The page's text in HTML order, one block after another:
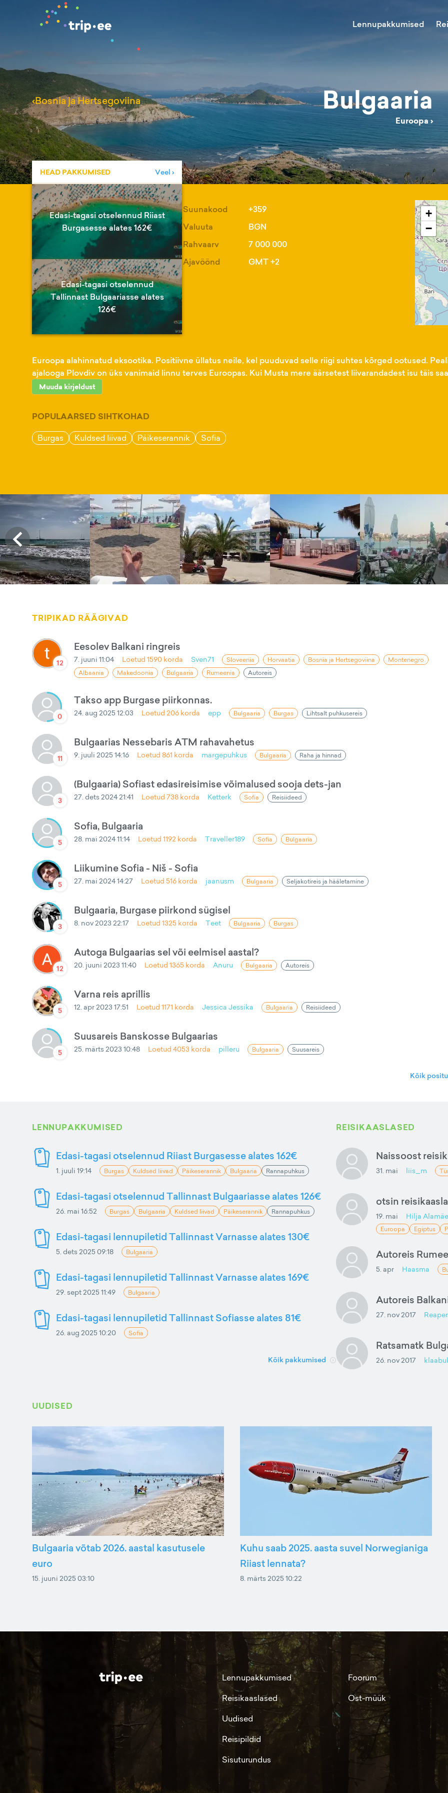
Lennupakkumised
‹Bosnia ja Hertsegoviina Bulgaaria
Euroopa›
HEAD PAKKUMISED Veel ›
Edasi-tagasi otselennud Riiast
Burgasesse alates 162€
Edasi-tagasi otselennud
Tallinnast Bulgaariasse alates
126€
Suunakood
+359
Valuuta
BGN
Rahvaarv
7 000 000
Ajavöönd
GMT +2
+
−
Euroopa alahinnatud eksootika. Positiivne üllatus neile, kel puuduvad selle riigi suhtes kõrged ootused.
ajalooga Plovdiv on üks vanimaid linnu terves Euroopas. Kui Musta mere äärsetest liivarandadest isu täis
Muuda kirjeldust
POPULAARSED SIHTKOHAD
Burgas Kuldsed liivad Päikeserannik Sofia
TRIPIKAD RÄÄGIVAD
12
Eesolev Balkani ringreis
7. juuni 11:04 Loetud 1590 korda Sven71 Sloveenia Horvaatia Bosnia ja Hertsegoviina
Montenegro
Albaania
Makedoonia Bulgaaria Rumeenia Autoreis
0
Takso app Burgase piirkonnas.
24. aug 2025 12:03 Loetud 206 korda epp Bulgaaria Burgas Lihtsalt puhkusereis
11
Bulgaarias Nessebaris ATM rahavahetus
9. juuli 2025 14:16 Loetud 861 korda margepuhkus Bulgaaria Raha ja hinnad
3
(Bulgaaria) Sofiast edasireisimise võimalused sooja dets-jan
27. dets 2024 21:41 Loetud 738 korda Ketterk Sofia Reisiideed
5
Sofia, Bulgaaria
28. mai 2024 11:14 Loetud 1192 korda Traveller189 Sofia Bulgaaria
5
Liikumine Sofia - Niš - Sofia
27. mai 2024 14:27 Loetud 516 korda jaanusm Bulgaaria Seljakotireis ja hääletamine
3
Bulgaaria, Burgase piirkond sügisel
8. nov 2023 22:17 Loetud 1325 korda Teet Bulgaaria Burgas
12
Autoga Bulgaarias sel või eelmisel aastal?
20. juuni 2023 11:40 Loetud 1365 korda Anuru Bulgaaria Autoreis
5
Varna reis aprillis
12. apr 2023 17:51 Loetud 1171 korda Jessica Jessika Bulgaaria Reisiideed
5
Suusareis Banskosse Bulgaarias
25. märts 2023 10:48 Loetud 4053 korda pilleru Bulgaaria Suusareis
Kõik
LENNUPAKKUMISED
Edasi-tagasi otselennud Riiast Burgasesse alates 162€
1. juuli 19:14 Burgas Kuldsed liivad Päikeserannik Bulgaaria Rannapuhkus
Edasi-tagasi otselennud Tallinnast Bulgaariasse alates 126€
26. mai 16:52 Burgas Bulgaaria Kuldsed liivad Päikeserannik Rannapuhkus
Edasi-tagasi lennupiletid Tallinnast Varnasse alates 130€
5. dets 2025 09:18 Bulgaaria
Edasi-tagasi lennupiletid Tallinnast Varnasse alates 169€
29. sept 2025 11:49 Bulgaaria
Edasi-tagasi lennupiletid Tallinnast Sofiasse alates 81€
26. aug 2025 10:20 Sofia
Kõik pakkumised
REISIKAASLASED
Naissoost
31. mai liis_m
otsin
19. mai Hilja Alamäe
Euroopa Egiptus
Autoreis
5. apr Haasma
Autoreis
27. nov 2017 Reaper
Ratsamatk
26. nov 2017
UUDISED
Bulgaaria võtab 2026. aastal kasutusele
euro
15. juuni 2025 03:10
Kuhu saab 2025. aasta suvel Norwegianiga
Riiast lennata?
8. märts 2025 10:22
Lennupakkumised
Reisikaaslased
Uudised
Reisipildid
Sisuturundus
Foorum
Ost-müük